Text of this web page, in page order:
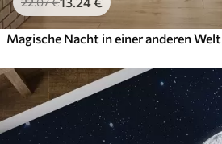
Magische Nacht in einer anderen Welt